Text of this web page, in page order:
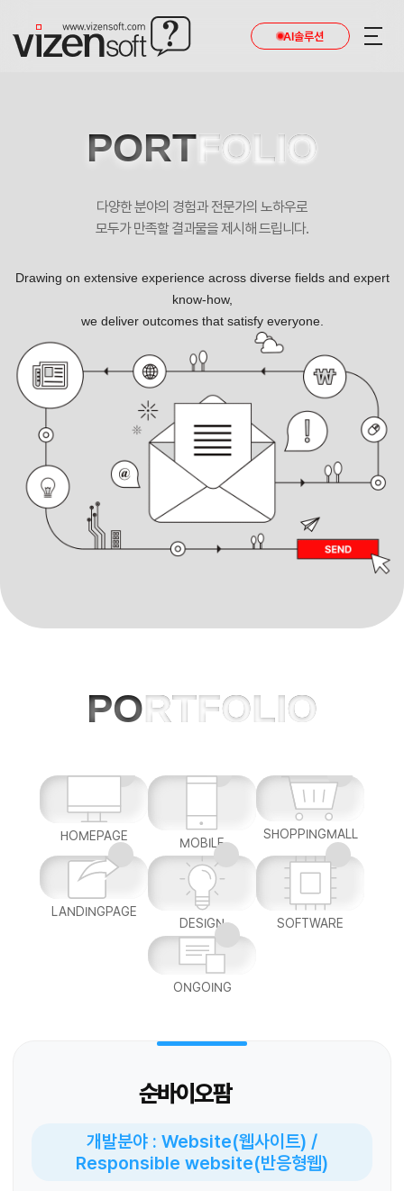
AI솔루션
순바이오팜 포트폴리오
PORTFOLIO
다양한 분야의 경험과 전문가의 노하우로
모두가 만족할 결과물을 제시해 드립니다.
Drawing on extensive experience across diverse fields and expert
know-how,
we deliver outcomes that satisfy everyone.
PORTFOLIO
HOMEPAGE MOBILE
SHOPPINGMALL
LANDINGPAGE
DESIGN
SOFTWARE
ONGOING
순바이오팜
개발분야 : Website(웹사이트) /
Responsible website(반응형웹)